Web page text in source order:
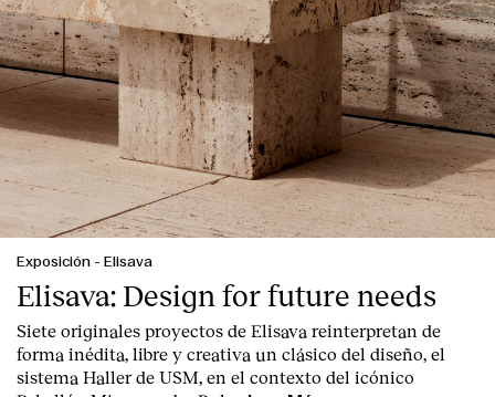
Exposición - Elisava
Elisava: Design for future needs
Siete originales proyectos de Elisava reinterpretan de
forma inédita, libre y creativa un clásico del diseño, el
sistema Haller de USM, en el contexto del icónico